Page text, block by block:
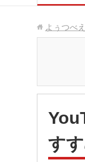
よぅつべ
す